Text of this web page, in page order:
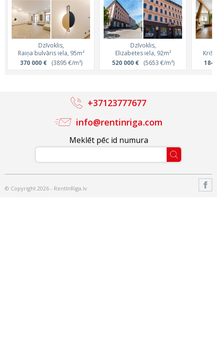
Dzīvoklis,
Raiņa bulvāris iela, 95m²
370 000 €(3895 €/m²)
Dzīvoklis,
Elizabetes iela, 92m²
520 000 €(5653 €/m²)
184
Meklēt pēc id numura
info@rentinriga.com
+37123777677
© Copyright 2026 - RentInRiga.lv